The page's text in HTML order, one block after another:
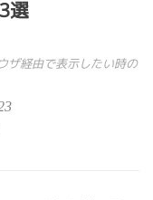
選
ザ経由で表示したい時の